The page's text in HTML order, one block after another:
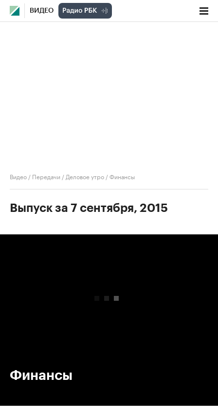
ВИДЕО
Видео / Передачи / Деловое утро /Финансы
Выпуск за 7 сентября, 2015
Финансы